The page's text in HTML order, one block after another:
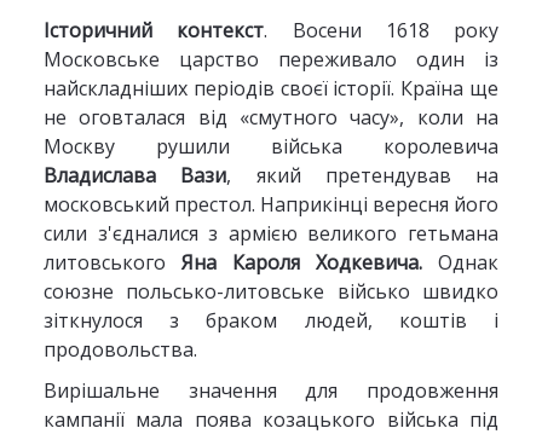
Історичний контекст. Восени 1618 року
Московське царство переживало один із
найскладніших періодів своєї історії. Країна ще
не оговталася від «смутного часу», коли на
Москву рушили війська королевича
Владислава Вази, який претендував на
московський престол. Наприкінці вересня його
сили з'єдналися з армією великого гетьмана
литовського Яна Кароля Ходкевича.Однак
союзне польсько-литовське військо швидко
зіткнулося з браком людей, коштів і
продовольства.
Вирішальне значення для продовження
кампанії мала поява козацького війська під